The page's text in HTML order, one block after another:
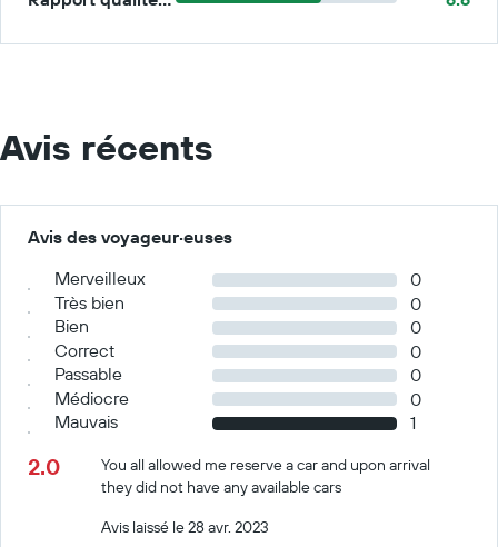
Avis récents
Avis des voyageur·euses
Merveilleux
0
Très bien
0
Bien
0
Correct
0
Passable
0
Médiocre
0
Mauvais
1
2.0
You all allowed me reserve a car and upon arrival
they did not have any available cars
Avis laissé le 28 avr. 2023